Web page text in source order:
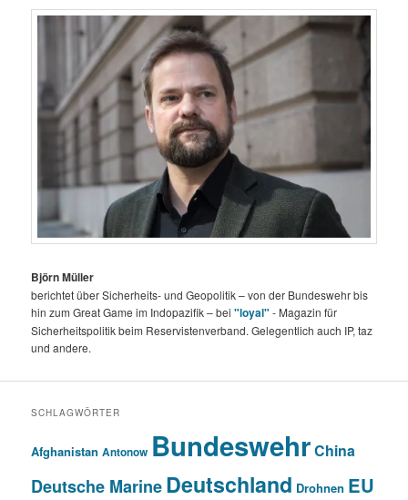
Björn Müller
berichtet über Sicherheits- und Geopolitik – von der Bundeswehr bis
hin zum Great Game im Indopazifik – bei"loyal" - Magazin für
Sicherheitspolitik beim Reservistenverband. Gelegentlich auch IP, taz
und andere.
SCHLAGWÖRTER
Afghanistan Antonow BundeswehrChina
Deutsche MarineDeutschland Drohnen EU